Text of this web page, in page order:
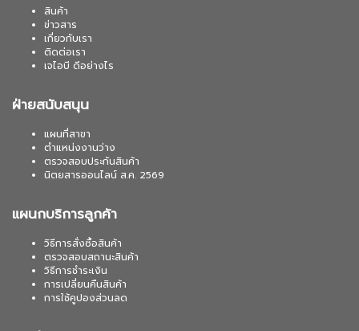
สินค้า
ข่าวสาร
เกี่ยวกับเรา
ติดต่อเรา
เจไอบี ดีอย่างไร
ฝ่ายสนับสนุน
แผนที่สาขา
ตำแหน่งงานว่าง
ตรวจสอบประกันสินค้า
นิตยสารออนไลน์ ส.ค. 2569
แผนกบริการลูกค้า
วิธีการสั่งซื้อสินค้า
ตรวจสอบสถานะสินค้า
วิธีการชำระเงิน
การเปลี่ยนคืนสินค้า
การใช้คูปองส่วนลด